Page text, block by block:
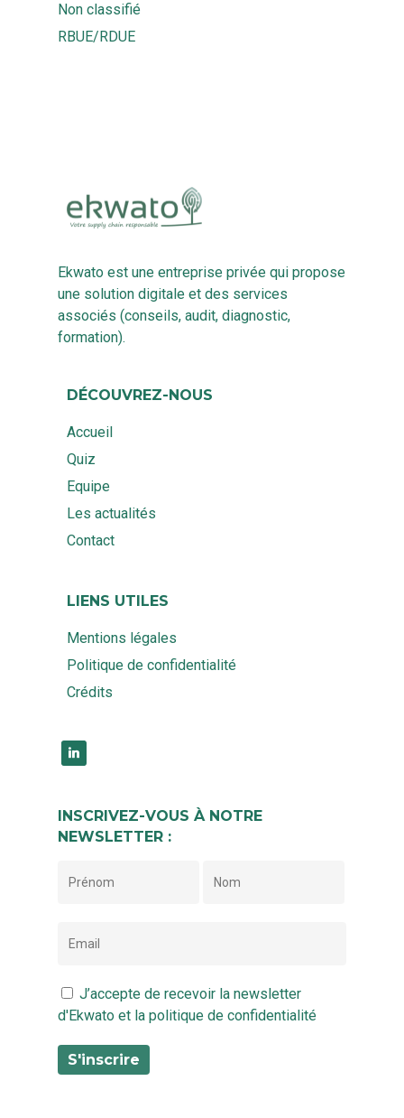
Non classifié
RBUE/RDUE
Ekwato est une entreprise privée qui propose
une solution digitale et des services
associés (conseils, audit, diagnostic,
formation).
DÉCOUVREZ-NOUS
Accueil
Quiz
Equipe
Les actualités
Contact
LIENS UTILES
Mentions légales
Politique de confidentialité
Crédits
linkedin
INSCRIVEZ-VOUS À NOTRE
NEWSLETTER :
J’accepte de recevoir la newsletter
d'Ekwato et la politique de confidentialité